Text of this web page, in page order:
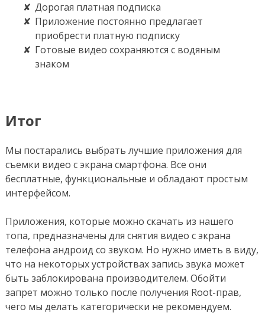
Дорогая платная подписка
Приложение постоянно предлагает
приобрести платную подписку
Готовые видео сохраняются с водяным
знаком
Итог
Мы постарались выбрать лучшие приложения для
съемки видео с экрана смартфона. Все они
бесплатные, функциональные и обладают простым
интерфейсом.
Приложения, которые можно скачать из нашего
топа, предназначены для снятия видео с экрана
телефона андроид со звуком. Но нужно иметь в виду,
что на некоторых устройствах запись звука может
быть заблокирована производителем. Обойти
запрет можно только после получения Root-прав,
чего мы делать категорически не рекомендуем.